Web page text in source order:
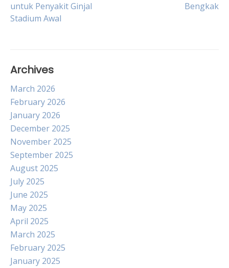
navigation
untuk Penyakit Ginjal
Stadium Awal
Bengkak
Archives
March 2026
February 2026
January 2026
December 2025
November 2025
September 2025
August 2025
July 2025
June 2025
May 2025
April 2025
March 2025
February 2025
January 2025